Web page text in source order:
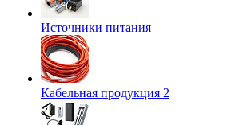
Источники питания
Кабельная продукция 2